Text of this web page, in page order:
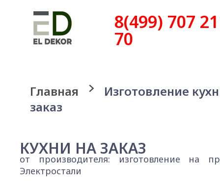
8(499) 707 21
70
Главная
Изготовление
заказ
КУХНИ НА ЗАКАЗ
от производителя: изготовление на
Электростали